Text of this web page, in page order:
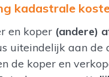
kadastrale
en koper (andere)
uiteindelijk aan
de koper en